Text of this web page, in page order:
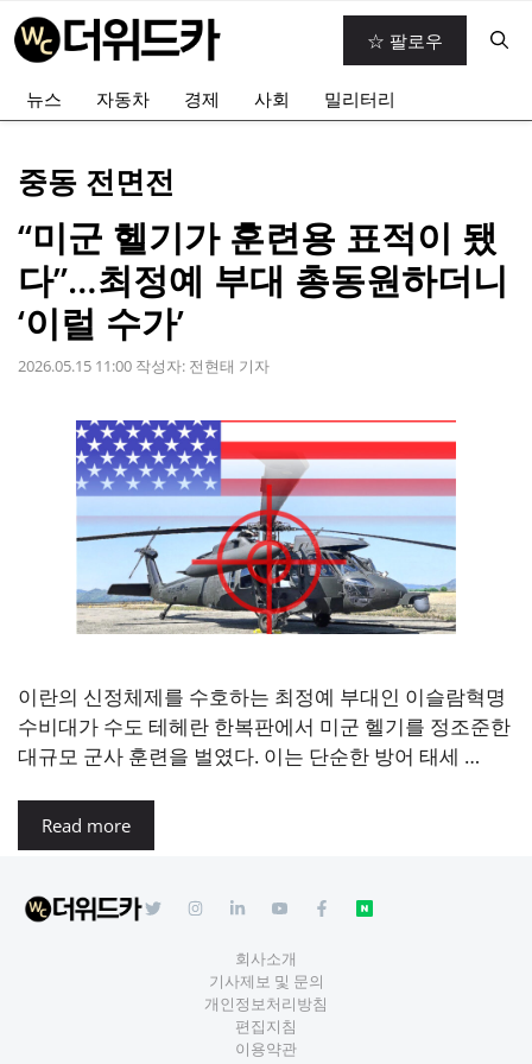
텐
☆ 팔로우
뉴스 자동차 경제 사회 밀리터리
중동 전면전
“미군 헬기가 훈련용 표적이 됐
다”…최정예 부대 총동원하더니
‘이럴 수가’
2026.05.15 11:00 작성자: 전현태 기자
이란의 신정체제를 수호하는 최정예 부대인 이슬람혁명
수비대가 수도 테헤란 한복판에서 미군 헬기를 정조준한
대규모 군사 훈련을 벌였다. 이는 단순한 방어 태세 …
Read more
회사소개
기사제보 및 문의
개인정보처리방침
편집지침
이용약관